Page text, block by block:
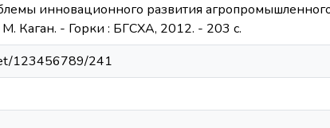
инновационного развития
М. Каган. - Горки : БГСХА, 2012. - 203 с.
123456789/241